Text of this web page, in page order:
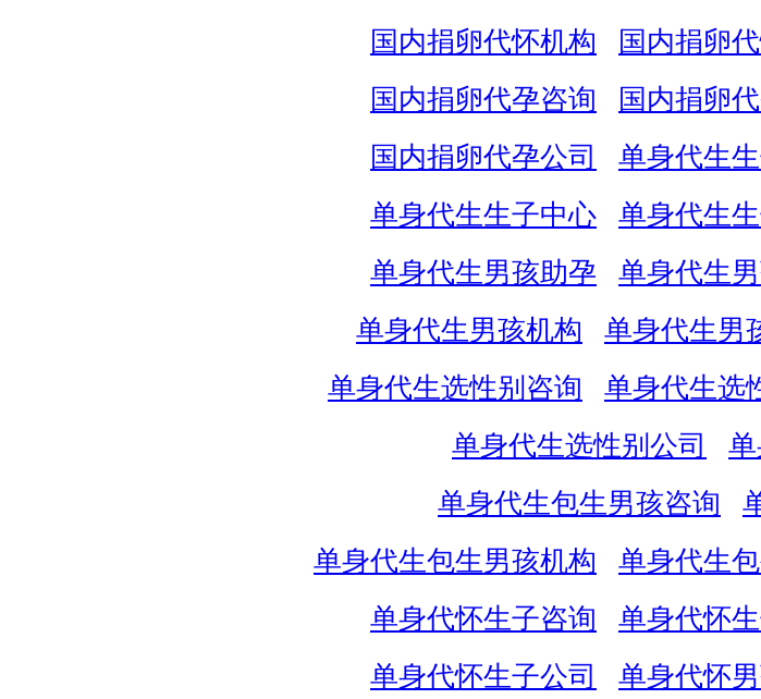
国内捐卵代怀机构
国内捐卵
国内捐卵代孕咨询
国内捐卵
国内捐卵代孕公司
单身代生
单身代生生子中心
单身代生
单身代生男孩助孕
单身代生
单身代生男孩机构
单身代生男
单身代生选性别咨询
单身代生选
单身代生选性别公司
单身代生包生男孩咨询
单身代生包生男孩机构
单身代生
单身代怀生子咨询
单身代怀
单身代怀生子公司
单身代怀